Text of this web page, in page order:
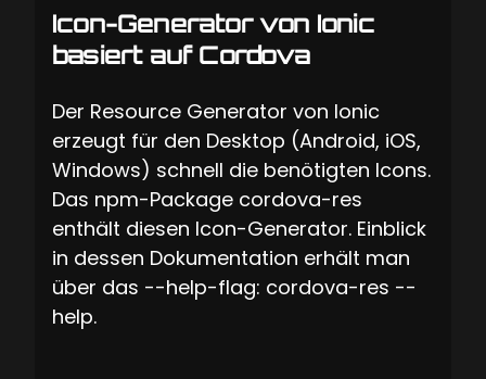
Icon-Generator von Ionic
basiert auf Cordova
Der Resource Generator von Ionic
erzeugt für den Desktop (Android, iOS,
Windows) schnell die benötigten Icons.
Das npm-Package cordova-res
enthält diesen Icon-Generator. Einblick
in dessen Dokumentation erhält man
über das --help-flag: cordova-res --
help.